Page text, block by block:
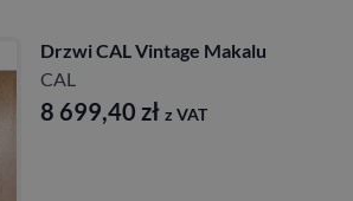
Drzwi CAL Vintage
8 890,56